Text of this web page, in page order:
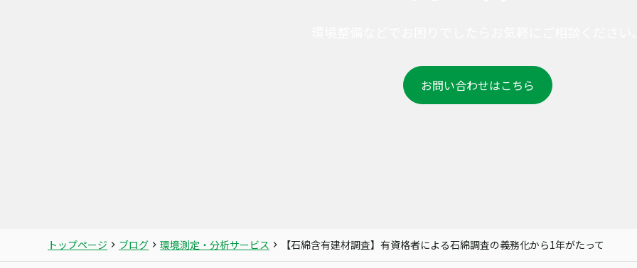
お問い合わせはこちら
トップページ ブログ 環境測定・分析サービス 【石綿含有建材調査】有資格者による石綿調査の義務化から1年がたって